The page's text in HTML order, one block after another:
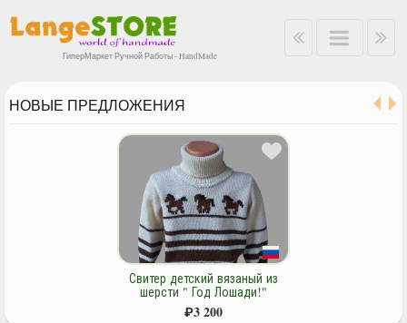
ГиперМаркет Ручной Работы - HandMade
НОВЫЕ ПРЕДЛОЖЕНИЯ
Свитер детский вязаный из
шерсти " Год Лошади!"
₽3 200